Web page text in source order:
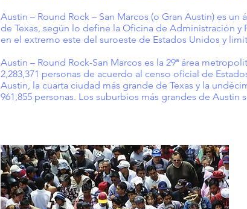
Austin – Round Rock – San Marcos (o Gran Austin) es
de Texas, según lo define la Oficina de Administración y
en el extremo este del suroeste de Estados Unidos y
Austin – Round Rock-San Marcos es la 29ª área
2,283,371 personas de acuerdo al censo oficial de
Austin, la cuarta ciudad más grande de Texas y la
961,855 personas. Los suburbios más grandes de Austin